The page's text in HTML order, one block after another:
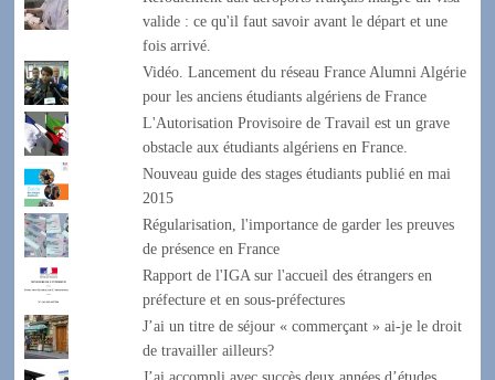
valide : ce qu'il faut savoir avant le départ et une
fois arrivé.
Vidéo. Lancement du réseau France Alumni Algérie
pour les anciens étudiants algériens de France
L'Autorisation Provisoire de Travail est un grave
obstacle aux étudiants algériens en France.
Nouveau guide des stages étudiants publié en mai
2015
Régularisation, l'importance de garder les preuves
de présence en France
Rapport de l'IGA sur l'accueil des étrangers en
préfecture et en sous-préfectures
J’ai un titre de séjour « commerçant » ai-je le droit
de travailler ailleurs?